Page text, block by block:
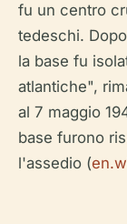
fu un centro
tedeschi.
la base fu
atlantiche",
al 7 maggio
base furono
l'assedio (